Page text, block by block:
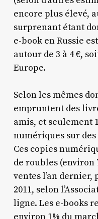
encore plus élevé,
surprenant étant
e-book en Russie
autour de 3 à 4 €,
Europe.
Selon les mêmes
empruntent des
amis, et seulement
numériques sur
Ces copies
de roubles (environ
ventes l’an dernier,
2011, selon
ligne. Les e-books
environ 1% du